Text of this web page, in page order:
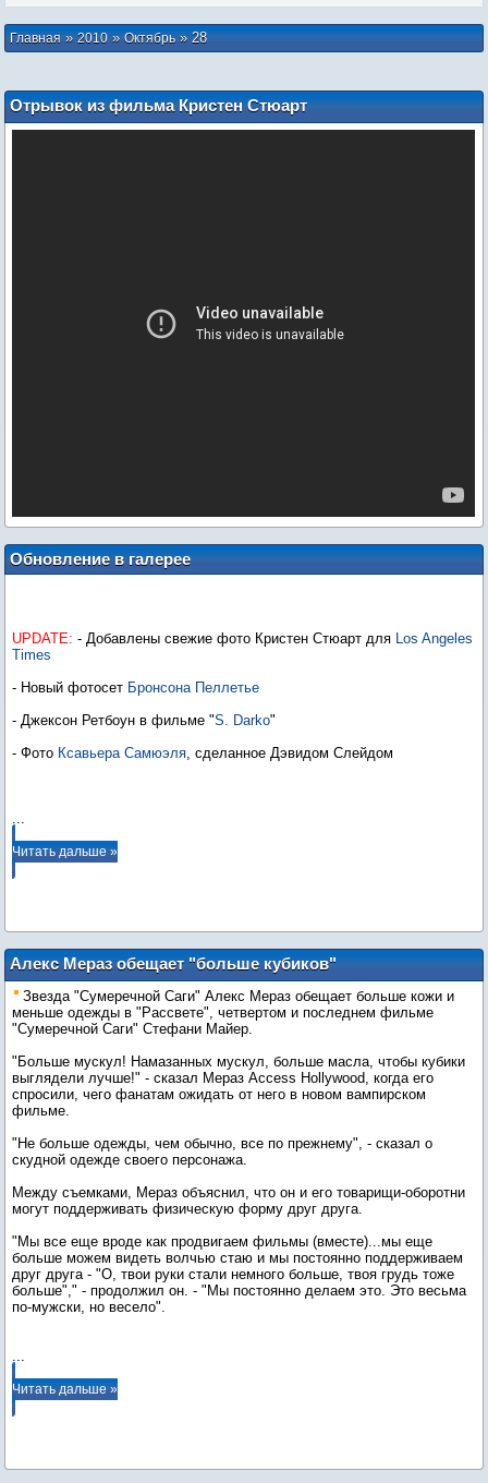
Главная»2010 » Октябрь » 28
Отрывок из фильма Кристен Стюарт
"Добро Пожаловать к Райли"
Обновление в галерее
UPDATE: - Добавлены свежие фото Кристен Стюарт для Los Angeles
Times
- Новый фотосет Бронсона Пеллетье
- Джексон Ретбоун в фильме "S. Darko"
- Фото Ксавьера Самюэля, сделанное Дэвидом Слейдом
...
Читать дальше »
Алекс Мераз обещает "больше кубиков"
в "Рассвете"
Звезда "Сумеречной Саги" Алекс Мераз обещает больше кожи и
меньше одежды в "Рассвете", четвертом и последнем фильме
"Сумеречной Саги" Стефани Майер.
"Больше мускул! Намазанных мускул, больше масла, чтобы кубики
выглядели лучше!" - сказал Мераз Access Hollywood, когда его
спросили, чего фанатам ожидать от него в новом вампирском
фильме.
"Не больше одежды, чем обычно, все по прежнему", - сказал о
скудной одежде своего персонажа.
Между съемками, Мераз объяснил, что он и его товарищи-оборотни
могут поддерживать физическую форму друг друга.
"Мы все еще вроде как продвигаем фильмы (вместе)...мы еще
больше можем видеть волчью стаю и мы постоянно поддерживаем
друг друга - "О, твои руки стали немного больше, твоя грудь тоже
больше"," - продолжил он. - "Мы постоянно делаем это. Это весьма
по-мужски, но весело".
...
Читать дальше »